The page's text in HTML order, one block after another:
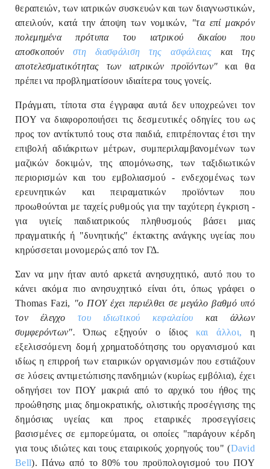
θεραπειών, των ιατρικών συσκευών και των διαγνωστικών,
απειλούν, κατά την άποψη των νομικών,
"τα επί μακρόν
πολεμημένα πρότυπα του ιατρικού δικαίου που
αποσκοπούν στη διασφάλιση της ασφάλειαςκαι της
αποτελεσματικότητας των ιατρικών προϊόντων" και θα
πρέπει να προβληματίσουν ιδιαίτερα τους γονείς.
Πράγματι, τίποτα στα έγγραφα αυτά δεν υποχρεώνει τον
ΠΟΥ να διαφοροποιήσει τις δεσμευτικές οδηγίες του ως
προς τον αντίκτυπό τους στα παιδιά, επιτρέποντας έτσι την
επιβολή αδιάκριτων μέτρων, συμπεριλαμβανομένων των
μαζικών δοκιμών, της απομόνωσης, των ταξιδιωτικών
περιορισμών και του εμβολιασμού - ενδεχομένως των
ερευνητικών και πειραματικών προϊόντων που
προωθούνται με ταχείς ρυθμούς για την ταχύτερη έγκριση -
για υγιείς παιδιατρικούς πληθυσμούς βάσει μιας
πραγματικής ή "δυνητικής" έκτακτης ανάγκης υγείας που
κηρύσσεται μονομερώς από τον ΓΔ.
Σαν να μην ήταν αυτό αρκετά ανησυχητικό, αυτό που το
κάνει ακόμα πιο ανησυχητικό είναι ότι, όπως γράφει ο
Thomas Fazi, "ο ΠΟΥ έχει περιέλθει σε μεγάλο βαθμό υπό
τον έλεγχο του ιδιωτικού κεφαλαίου και άλλων
συμφερόντων".Όπως εξηγούν ο ίδιος και άλλοι, η
εξελισσόμενη δομή χρηματοδότησης του οργανισμού και
ιδίως η επιρροή των εταιρικών οργανισμών που εστιάζουν
σε λύσεις αντιμετώπισης πανδημιών (κυρίως εμβόλια), έχει
οδηγήσει τον ΠΟΥ μακριά από το αρχικό του ήθος της
προώθησης μιας δημοκρατικής, ολιστικής προσέγγισης της
δημόσιας υγείας και προς εταιρικές προσεγγίσεις
βασισμένες σε εμπορεύματα, οι οποίες "παράγουν κέρδη
για τους ιδιώτες και τους εταιρικούς χορηγούς του" (David
Bell). Πάνω από το 80% του προϋπολογισμού του ΠΟΥ